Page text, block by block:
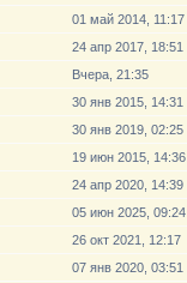
01 май 2014, 11:17
24 апр 2017, 18:51
Вчера, 21:35
30 янв 2015, 14:31
30 янв 2019, 02:25
19 июн 2015, 14:36
24 апр 2020, 14:39
05 июн 2025, 09:24
26 окт 2021, 12:17
07 янв 2020, 03:51